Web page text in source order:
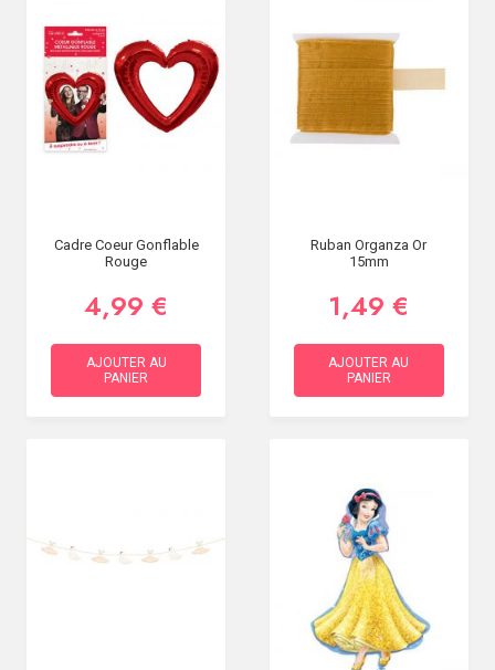
Cadre Coeur Gonflable
Rouge
4,99 €
AJOUTER AU
PANIER
Ruban Organza Or
15mm
1,49 €
AJOUTER AU
PANIER